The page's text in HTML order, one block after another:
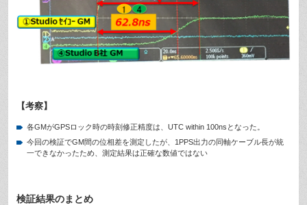
【考察】
各GMがGPSロック時の時刻修正精度は、UTC within 100nsとなった。
今回の検証でGM間の位相差を測定したが、1PPS出力の同軸ケーブル長が統
一できなかったため、測定結果は正確な数値ではない
検証結果のまとめ